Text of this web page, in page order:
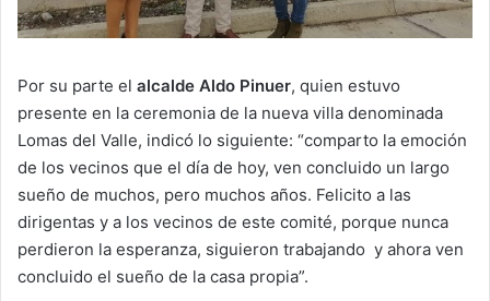
Por su parte el alcalde Aldo Pinuer, quien estuvo
presente en la ceremonia de la nueva villa denominada
Lomas del Valle, indicó lo siguiente: “comparto la emoción
de los vecinos que el día de hoy, ven concluido un largo
sueño de muchos, pero muchos años. Felicito a las
dirigentas y a los vecinos de este comité, porque nunca
perdieron la esperanza, siguieron trabajando y ahora ven
concluido el sueño de la casa propia”.